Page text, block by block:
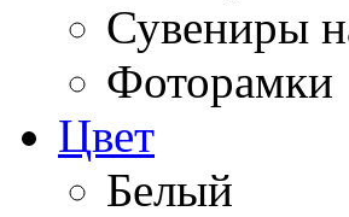
Сувениры
Фоторамки
Цвет
Белый